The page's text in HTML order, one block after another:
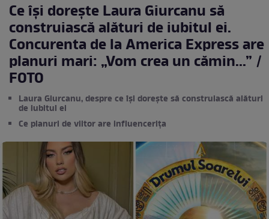
Ce își dorește Laura Giurcanu să
construiască alături de iubitul ei.
Concurenta de la America Express are
planuri mari: „Vom crea un cămin...” /
FOTO
Laura Giurcanu, despre ce își dorește să construiască alături
de iubitul ei
Ce planuri de viitor are influencerița